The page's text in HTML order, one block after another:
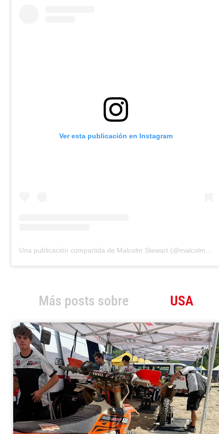
Ver esta publicación en Instagram
Más posts sobre USA